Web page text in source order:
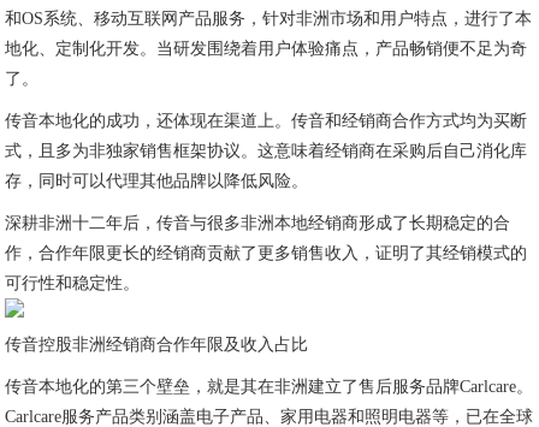
和OS系统、移动互联网产品服务，针对非洲市场和用户特点，进行了本
地化、定制化开发。当研发围绕着用户体验痛点，产品畅销便不足为奇
了。
传音本地化的成功，还体现在渠道上。传音和经销商合作方式均为买断
式，且多为非独家销售框架协议。这意味着经销商在采购后自己消化库
存，同时可以代理其他品牌以降低风险。
深耕非洲十二年后，传音与很多非洲本地经销商形成了长期稳定的合
作，合作年限更长的经销商贡献了更多销售收入，证明了其经销模式的
可行性和稳定性。
传音控股非洲经销商合作年限及收入占比
传音本地化的第三个壁垒，就是其在非洲建立了售后服务品牌Carlcare。
Carlcare服务产品类别涵盖电子产品、家用电器和照明电器等，已在全球